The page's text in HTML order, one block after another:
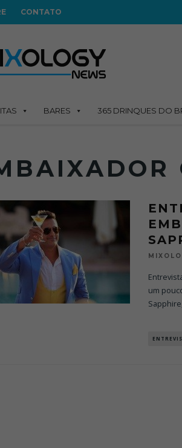
CONTATO
BARES 365 DRINQUES DO
um